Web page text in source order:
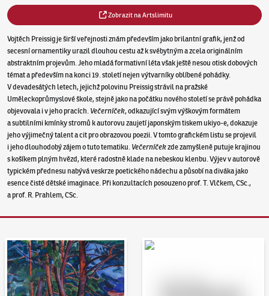
Zobrazit na Artslimitu
Vojtěch Preissig je širší veřejnosti znám především jako brilantní grafik, jenž od
secesní ornamentiky urazil dlouhou cestu až k svébytným a zcela originálním
abstraktním projevům. Jeho mladá formativní léta však ještě nesou otisk dobových
témat a především na konci 19. století nejen výtvarníky oblíbené pohádky.
V devadesátých letech, jejichž polovinu Preissig strávil na pražské
Uměleckoprůmyslové škole, stejně jako na počátku nového století se právě pohádka
objevovala i v jeho pracích. Večerníček, odkazující svým výškovým formátem
a subtilními kmínky stromů k autorovu zaujetí japonským tiskem ukiyo-e, dokazuje
jeho výjimečný talent a cit pro obrazovou poezii. V tomto grafickém listu se projevil
i jeho dlouhodobý zájem o tuto tematiku. Večerníčekzde zamyšleně putuje krajinou
s košíkem plným hvězd, které radostně klade na nebeskou klenbu. Výjev v autorově
typickém přednesu nabývá veskrze poetického nádechu a působí na diváka jako
esence čisté dětské imaginace. Při konzultacích posouzeno prof. T. Vlčkem, CSc.,
a prof. R. Prahlem, CSc.
Aukční den 95 Dražit online - Artslimit